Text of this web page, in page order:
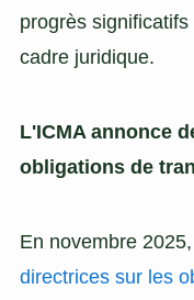
progrès
cadre juridique.
L'ICMA annonce
obligations de
En novembre
directrices sur les